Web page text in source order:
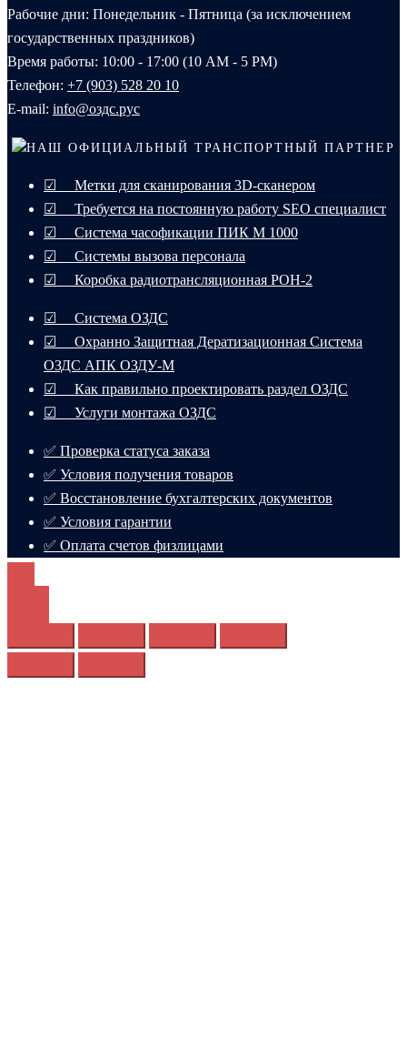
Рабочие дни: Понедельник - Пятница (за исключением
государственных праздников)
Время работы: 10:00 - 17:00 (10 AM - 5 PM)
Телефон: +7 (903) 528 20 10‬
E-mail: info@оздс.рус
НАШ ОФИЦИАЛЬНЫЙ ТРАНСПОРТНЫЙ ПАРТНЕР
☑ Метки для сканирования 3D-сканером
☑ Требуется на постоянную работу SEO специалист
☑ Система часофикации ПИК М 1000
☑ Системы вызова персонала
☑ Коробка радиотрансляционная РОН-2
☑ Система ОЗДС
☑ Охранно Защитная Дератизационная Система
ОЗДС АПК ОЗДУ-М
☑ Как правильно проектировать раздел ОЗДС
☑ Услуги монтажа ОЗДС
✅ Проверка статуса заказа
✅ Условия получения товаров
✅ Восстановление бухгалтерских документов
✅ Условия гарантии
✅ Оплата счетов физлицами